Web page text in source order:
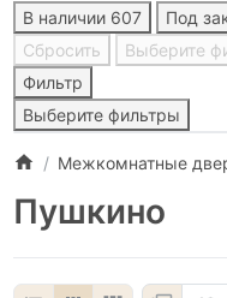
В наличии 607 Под
Сбросить
Выберите
Фильтр
Выберите фильтры
Межкомнатные
Пушкино